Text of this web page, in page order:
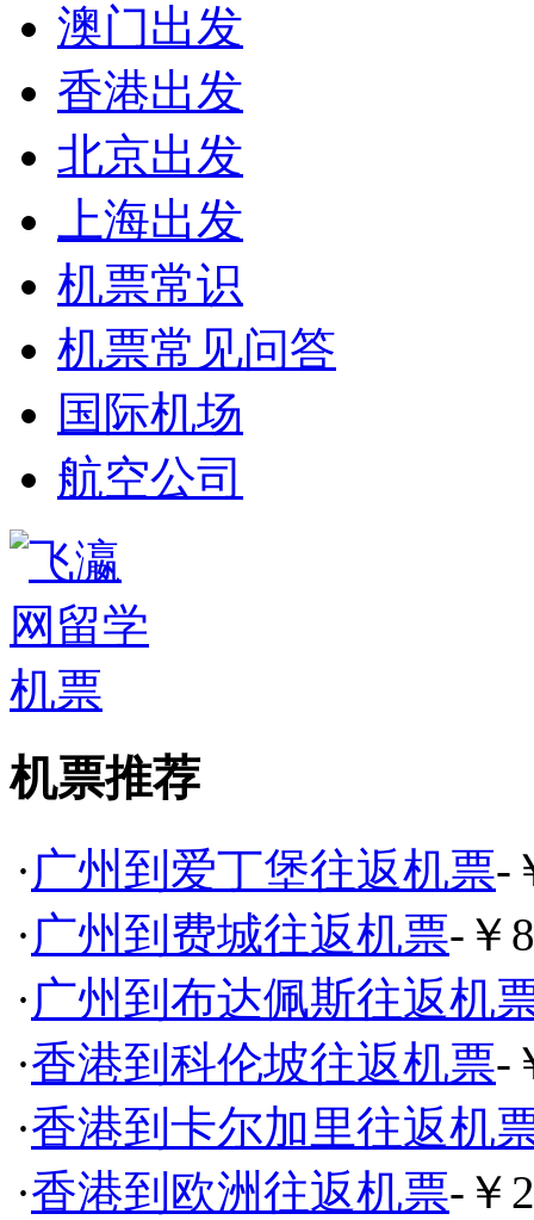
澳门出发
香港出发
北京出发
上海出发
机票常识
机票常见问答
国际机场
航空公司
机票推荐
·广州到爱丁堡往返机票-
·广州到费城往返机票-￥
·广州到布达佩斯往返机
·香港到科伦坡往返机票-
·香港到卡尔加里往返机
·香港到欧洲往返机票-￥